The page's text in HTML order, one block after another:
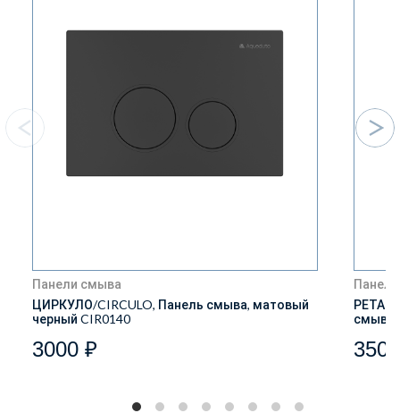
Панели смыва
ЦИРКУЛО/CIRCULO, Панель смыва, матовый
черный CIR0140
3000 ₽
смыва,